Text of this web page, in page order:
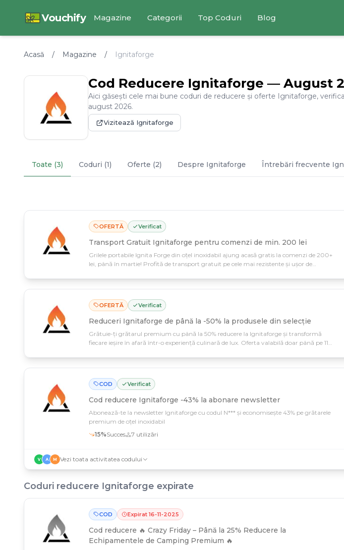
Vouchify Magazine Categorii Top Coduri Blog
Acasă / Magazine / Ignitaforge
Cod Reducere Ignitaforge — August
Aici găsești cele mai bune coduri de reducere și oferte Ignitaforge,
august 2026.
Vizitează Ignitaforge
Toate (3) Coduri (1) Oferte (2) Despre Ignitaforge Întrebări frecvente
OFERTĂ Verificat
Transport Gratuit Ignitaforge pentru comenzi de min. 200 lei
Grilele portabile Ignita Forge din oțel inoxidabil ajung acasă gratis la comenzi de 200+
lei, până în martie! Profită de transport gratuit pe cele mai rezistente și ușor de
OFERTĂ Verificat
Reduceri Ignitaforge de până la -50% la produsele din selecție
Grătuie-ți grătarul premium cu până la 50% reducere la Ignitaforge și transformă
fiecare ieșire în afară într-o experiență culinară de lux. Oferta valabilă doar până pe 11
COD Verificat
Cod reducere Ignitaforge -43% la abonare newsletter
Abonează-te la newsletter Ignitaforge cu codul N*** și economisește 43% pe grătarele
premium de oțel inoxidabil
15%Succes 7 utilizări
V A M Vezi toata activitatea codului
Coduri reducere Ignitaforge expirate
COD Expirat 16-11-2025
Cod reducere 🔥 Crazy Friday – Până la 25% Reducere la
Echipamentele de Camping Premium 🔥